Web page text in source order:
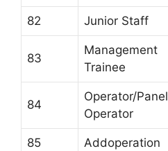
82 Junior Staff
83
Management
Trainee
84
Operator/Panel
Operator
85 Addoperation